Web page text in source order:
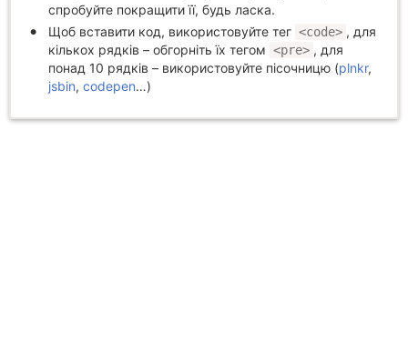
спробуйте покращити її, будь ласка.
Щоб вставити код, використовуйте тег <code> , для
кількох рядків – обгорніть їх тегом <pre> , для
понад 10 рядків – використовуйте пісочницю (plnkr,
jsbin, codepen…)